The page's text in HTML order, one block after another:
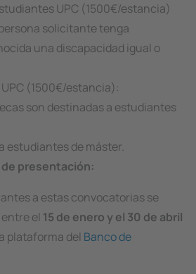
UPC (1500€/estancia)
solicitante tenga
una discapacidad igual o
(1500€/estancia):
son destinadas a estudiantes
estudiantes de máster.
presentación:
a estas convocatorias se
el 15 de enero y el 30 de abril
plataforma del Banco de